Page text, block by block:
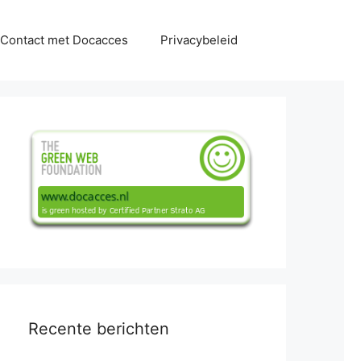
Contact met Docacces Privacybeleid
Recente berichten